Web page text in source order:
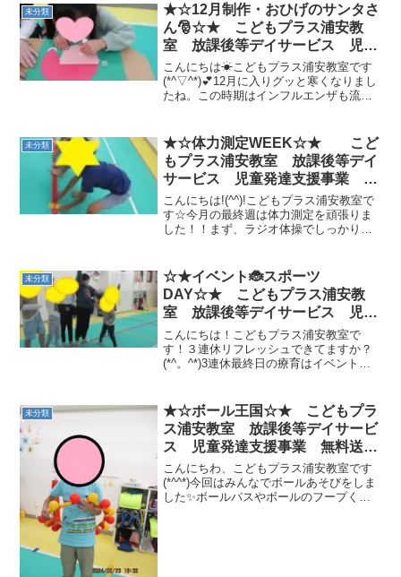
未分類
★☆12月制作・おひげのサンタさ
ん🎅☆★ こどもプラス浦安教
室 放課後等デイサービス 児童
発達支援事業 無料送迎 江戸川
区 葛西 浦安市 発達障がい
運動療育 放デイ 児発
こんにちは☀こどもプラス浦安教室です
(*^▽^*)💕12月に入りグッと寒くなりまし
たね。この時期はインフルエンザも流行
は変わり、12月といえば“🎄クリスマス
🎄”サンタさ...
未分類
★☆体力測定WEEK☆★ こど
もプラス浦安教室 放課後等デイ
サービス 児童発達支援事業 無
料送迎 江戸川区 葛西 浦安
市 発達障がい 運動療育 放デ
イ 児発 ADHD 自閉症
こんにちは!(^^)!こどもプラス浦安教室で
す☆今月の最終週は体力測定を頑張りま
した！！まず、ラジオ体操でしっかりと
④大縄跳び みんなよく頑張りまし
た！！最後にな...
未分類
☆★イベント🐞スポーツ
DAY☆★ こどもプラス浦安教
室 放課後等デイサービス 児童
発達支援事業 無料送迎 江戸川
区 葛西 浦安市 発達障がい
運動療育 放デイ 児発
こんにちは！こどもプラス浦安教室で
す！３連休リフレッシュできてますか？
(*^。^*)3連休最終日の療育はイベント！
力で楽しむことを目標に頑張りました！
まずはあか組、白...
未分類
★☆ボール王国☆★ こどもプラ
ス浦安教室 放課後等デイサービ
ス 児童発達支援事業 無料送
迎 江戸川区 葛西 浦安市 発
達障がい 運動療育 放デイ 児
発 ADHD 自閉症
こんにちわ、こどもプラス浦安教室です
(*^^*)今回はみんなでボールあそびをしま
した✨ボールパスやボールのフープくぐ